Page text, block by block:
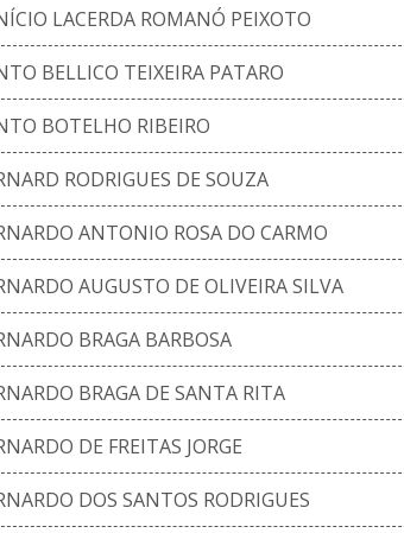
LACERDA ROMANÓ PEIXOTO
BELLICO TEIXEIRA PATARO
BOTELHO RIBEIRO
RODRIGUES DE SOUZA
ANTONIO ROSA DO CARMO
AUGUSTO DE OLIVEIRA SILVA
BRAGA BARBOSA
BRAGA DE SANTA RITA
DE FREITAS JORGE
DOS SANTOS RODRIGUES